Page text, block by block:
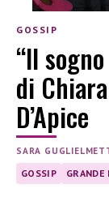
GOSSIP
“Il
di
D’Apice
SARA
GOSSIP GRANDE